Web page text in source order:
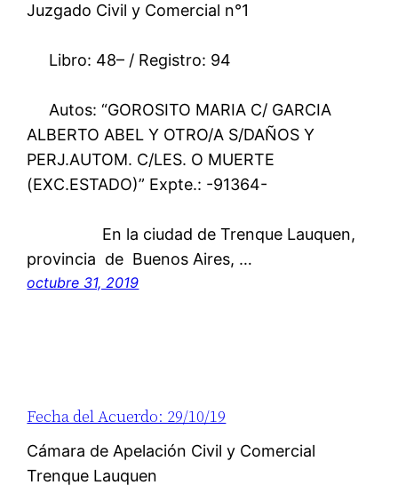
Juzgado Civil y Comercial n°1
Libro: 48– / Registro: 94
Autos: “GOROSITO MARIA C/ GARCIA
ALBERTO ABEL Y OTRO/A S/DAÑOS Y
PERJ.AUTOM. C/LES. O MUERTE
(EXC.ESTADO)” Expte.: -91364-
En la ciudad de Trenque Lauquen,
provincia de Buenos Aires, …
octubre 31, 2019
Fecha del Acuerdo: 29/10/19
Cámara de Apelación Civil y Comercial
Trenque Lauquen